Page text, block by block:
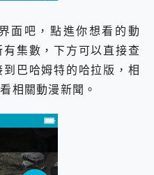
面吧，點進你想看的動
集數，下方可以直接查
巴哈姆特的哈拉版，相
相關動漫新聞。